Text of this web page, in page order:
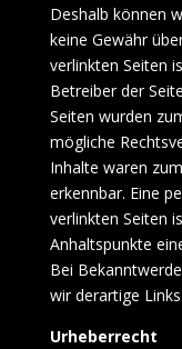
Deshalb können
keine Gewähr
verlinkten Seiten
Betreiber der
Seiten wurden
mögliche
Inhalte waren
erkennbar. Eine
verlinkten Seiten
Anhaltspunkte
Bei
wir derartige
Urheberrecht